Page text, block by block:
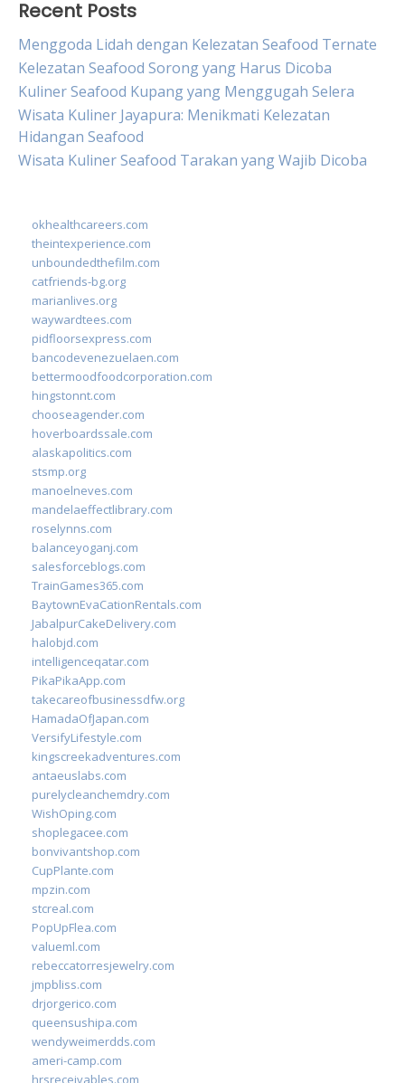
Recent Posts
Menggoda Lidah dengan Kelezatan Seafood Ternate
Kelezatan Seafood Sorong yang Harus Dicoba
Kuliner Seafood Kupang yang Menggugah Selera
Wisata Kuliner Jayapura: Menikmati Kelezatan
Hidangan Seafood
Wisata Kuliner Seafood Tarakan yang Wajib Dicoba
okhealthcareers.com
theintexperience.com
unboundedthefilm.com
catfriends-bg.org
marianlives.org
waywardtees.com
pidfloorsexpress.com
bancodevenezuelaen.com
bettermoodfoodcorporation.com
hingstonnt.com
chooseagender.com
hoverboardssale.com
alaskapolitics.com
stsmp.org
manoelneves.com
mandelaeffectlibrary.com
roselynns.com
balanceyoganj.com
salesforceblogs.com
TrainGames365.com
BaytownEvaCationRentals.com
JabalpurCakeDelivery.com
halobjd.com
intelligenceqatar.com
PikaPikaApp.com
takecareofbusinessdfw.org
HamadaOfJapan.com
VersifyLifestyle.com
kingscreekadventures.com
antaeuslabs.com
purelycleanchemdry.com
WishOping.com
shoplegacee.com
bonvivantshop.com
CupPlante.com
mpzin.com
stcreal.com
PopUpFlea.com
valueml.com
rebeccatorresjewelry.com
jmpbliss.com
drjorgerico.com
queensushipa.com
wendyweimerdds.com
ameri-camp.com
hrsreceivables.com